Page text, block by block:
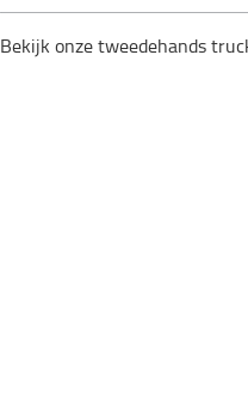
Bekijk onze tweedehands